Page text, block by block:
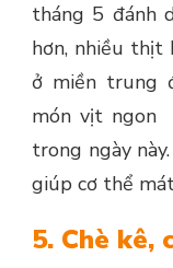
tháng 5 đánh
hơn, nhiều thịt
ở miền trung
món vịt ngon
trong ngày
giúp cơ thể
5. Chè kê,